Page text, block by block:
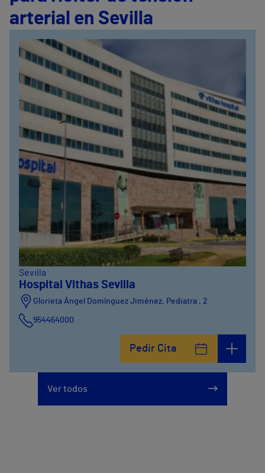
arterial en Sevilla
Sevilla
Hospital Vithas Sevilla
Glorieta Ángel Domínguez Jiménez, Pediatra , 2
954464000
Pedir Cita
Ver todos